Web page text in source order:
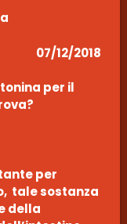
07/12/2018
per il
per
tale sostanza
della